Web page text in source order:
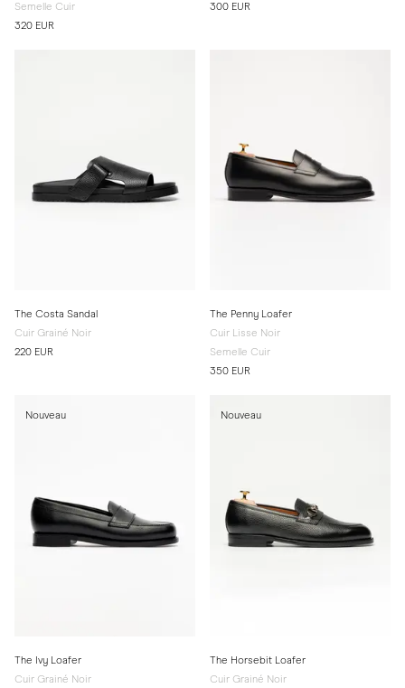
Semelle Cuir
320 EUR
300 EUR
The Costa Sandal
Cuir Grainé Noir
220 EUR
The Penny Loafer
Cuir Lisse Noir
Semelle Cuir
350 EUR
Nouveau
The Ivy Loafer
Cuir Grainé Noir
Nouveau
The Horsebit Loafer
Cuir Grainé Noir